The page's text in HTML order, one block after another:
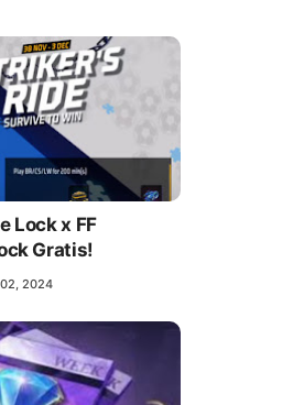
Lock x FF
Gratis!
02, 2024